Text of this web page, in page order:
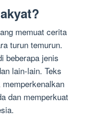
memuat cerita
turun temurun.
beberapa jenis
lain-lain. Teks
dan memperkuat